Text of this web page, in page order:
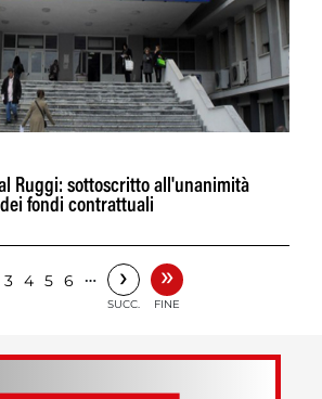
Ruggi: sottoscritto all'unanimità
fondi contrattuali
3 4 5 6 … ›
SUCC.
»
FINE